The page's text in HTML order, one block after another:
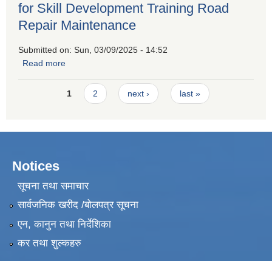
for Skill Development Training Road
Repair Maintenance
Submitted on: Sun, 03/09/2025 - 14:52
Read more
Pages1 2 next › last »
Notices
सूचना तथा समाचार
सार्वजनिक खरीद /बोलपत्र सूचना
एन, कानुन तथा निर्देशिका
कर तथा शुल्कहरु